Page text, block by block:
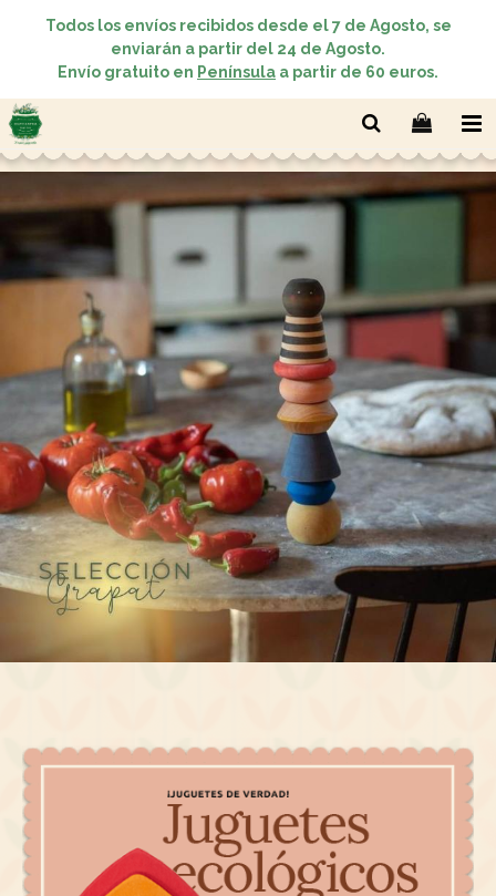
Todos los envíos recibidos desde el 7 de Agosto, se
enviarán a partir del 24 de Agosto.
Envío gratuito en Península a partir de 60 euros.